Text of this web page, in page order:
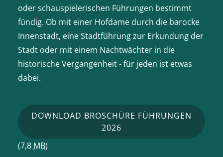
oder schauspielerischen Führungen bestimmt
fündig. Ob mit einer Hofdame durch die barocke
Innenstadt, eine Stadtführung zur Erkundung der
Stadt oder mit einem Nachtwächter in die
historische Vergangenheit - für jeden ist etwas
dabei.
DOWNLOAD BROSCHÜRE FÜHRUNGEN
2026
(7,8 MB)